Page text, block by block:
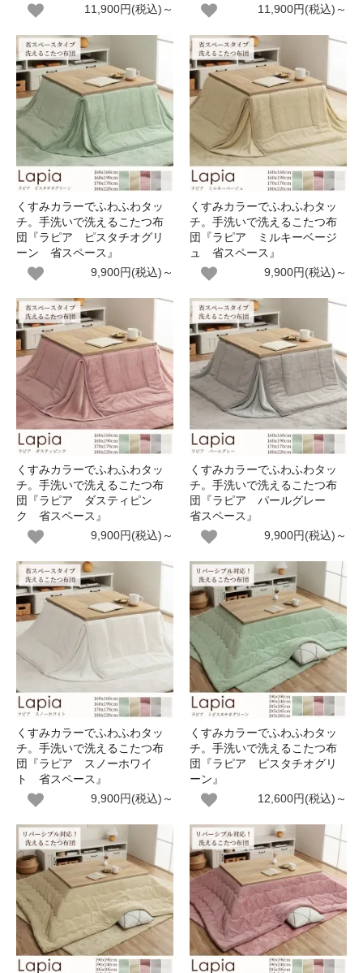
11,900円(税込)～
11,900円(税込)～
くすみカラーでふわふわタッ
チ。手洗いで洗えるこたつ布
団『ラピア ピスタチオグリ
ーン 省スペース』
9,900円(税込)～
くすみカラーでふわふわタッ
チ。手洗いで洗えるこたつ布
団『ラピア ミルキーベージ
ュ 省スペース』
9,900円(税込)～
くすみカラーでふわふわタッ
チ。手洗いで洗えるこたつ布
団『ラピア ダスティピン
ク 省スペース』
9,900円(税込)～
くすみカラーでふわふわタッ
チ。手洗いで洗えるこたつ布
団『ラピア パールグレー
省スペース』
9,900円(税込)～
くすみカラーでふわふわタッ
チ。手洗いで洗えるこたつ布
団『ラピア スノーホワイ
ト 省スペース』
9,900円(税込)～
くすみカラーでふわふわタッ
チ。手洗いで洗えるこたつ布
団『ラピア ピスタチオグリ
ーン』
12,600円(税込)～